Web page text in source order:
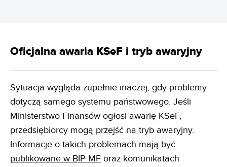
Oficjalna awaria KSeF i tryb awaryjny
Sytuacja wygląda zupełnie inaczej, gdy problemy
dotyczą samego systemu państwowego. Jeśli
Ministerstwo Finansów ogłosi awarię KSeF,
przedsiębiorcy mogą przejść na tryb awaryjny.
Informacje o takich problemach mają być
publikowane w BIP MF oraz komunikatach